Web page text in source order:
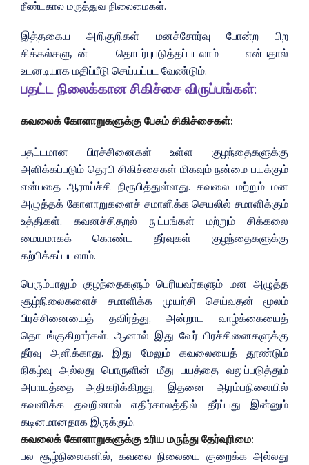
நீண்டகால மருத்துவ நிலைமைகள்.
இத்தகைய அறிகுறிகள் மனச்சோர்வு போன்ற பிற
சிக்கல்களுடன் தொடர்புபடுத்தப்படலாம் என்பதால்
உடனடியாக மதிப்பீடு செய்யப்பட வேண்டும்.
பதட்ட நிலைக்கான சிகிச்சை விருப்பங்கள்:
கவலைக் கோளாறுகளுக்கு பேசும் சிகிச்சைகள்:
பதட்டமான பிரச்சினைகள் உள்ள குழந்தைகளுக்கு
அளிக்கப்படும் தெரபி சிகிச்சைகள் மிகவும் நன்மை பயக்கும்
என்பதை ஆராய்ச்சி நிரூபித்துள்ளது. கவலை மற்றும் மன
அழுத்தக் கோளாறுகளைச் சமாளிக்க செயலில் சமாளிக்கும்
உத்திகள், கவனச்சிதறல் நுட்பங்கள் மற்றும் சிக்கலை
மையமாகக் கொண்ட தீர்வுகள் குழந்தைகளுக்கு
கற்பிக்கப்படலாம்.
பெரும்பாலும் குழந்தைகளும் பெரியவர்களும் மன அழுத்த
சூழ்நிலைகளைச் சமாளிக்க முயற்சி செய்வதன் மூலம்
பிரச்சினையைத் தவிர்த்து, அன்றாட வாழ்க்கையைத்
தொடங்குகிறார்கள். ஆனால் இது வேர் பிரச்சினைகளுக்கு
தீர்வு அளிக்காது. இது மேலும் கவலையைத் தூண்டும்
நிகழ்வு அல்லது பொருளின் மீது பயத்தை வலுப்படுத்தும்
அபாயத்தை அதிகரிக்கிறது, இதனை ஆரம்பநிலையில்
கவனிக்க தவறினால் எதிர்காலத்தில் தீர்ப்பது இன்னும்
கடினமானதாக இருக்கும்.
கவலைக் கோளாறுகளுக்கு உரிய மருந்து தேர்வுரிமை:
பல சூழ்நிலைகளில், கவலை நிலையை குறைக்க அல்லது